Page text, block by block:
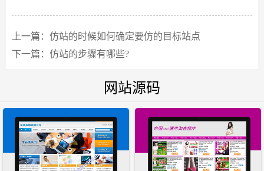
上一篇： 仿站的时候如何确定要仿的目标站点
下一篇： 仿站的步骤有哪些?
网站源码